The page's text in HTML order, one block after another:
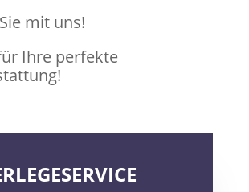
mit uns!
Ihre perfekte